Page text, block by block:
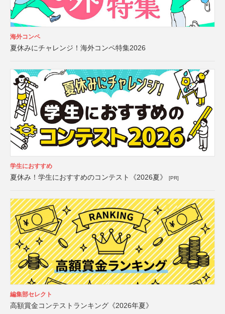
海外コンペ
夏休みにチャレンジ！海外コンペ特集2026
学生におすすめ
夏休み！学生におすすめのコンテスト《2026夏》 [PR]
編集部セレクト
高額賞金コンテストランキング《2026年夏》